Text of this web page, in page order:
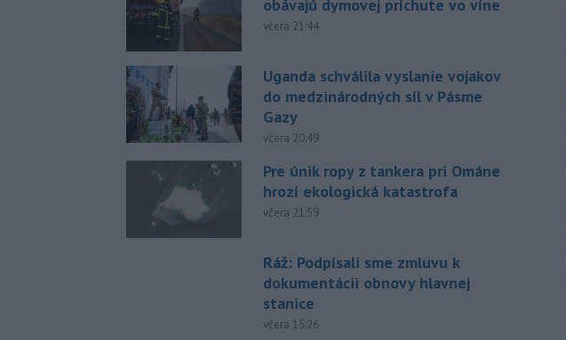
obávajú dymovej príchute vo víne
včera 21:44
Uganda schválila vyslanie vojakov
do medzinárodných síl v Pásme
Gazy
včera 20:49
Pre únik ropy z tankera pri Ománe
hrozí ekologická katastrofa
včera 21:59
Ráž: Podpísali sme zmluvu k
dokumentácii obnovy hlavnej
stanice
včera 15:26